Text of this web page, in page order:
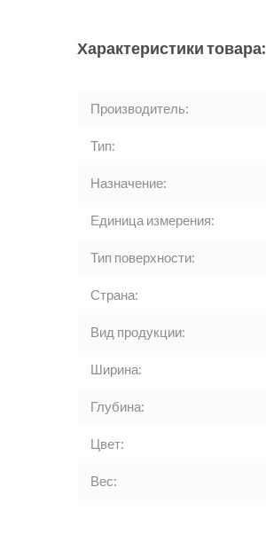
Характеристики товара:
Производитель:
Тип:
Назначение:
Единица измерения:
Тип поверхности:
Страна:
Вид продукции:
Ширина:
Глубина:
Цвет:
Вес: